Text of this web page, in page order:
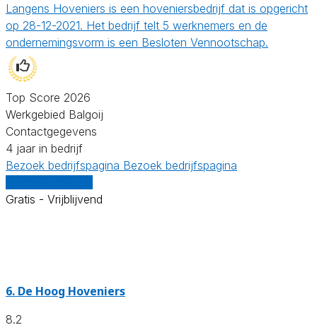
Langens Hoveniers is een hoveniersbedrijf dat is opgericht
op 28-12-2021. Het bedrijf telt 5 werknemers en de
ondernemingsvorm is een Besloten Vennootschap.
Top Score 2026
Werkgebied Balgoij
Contactgegevens
4 jaar in bedrijf
Bezoek bedrijfspagina Bezoek bedrijfspagina
Gratis - Vrijblijvend
6. De Hoog Hoveniers
8.2